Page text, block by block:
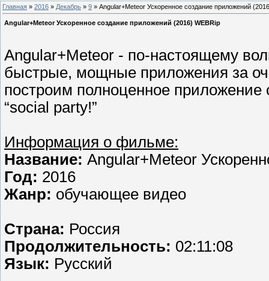
Главная » 2016 » Декабрь » 9 » Angular+Meteor Ускоренное создание приложений
Angular+Meteor Ускоренное создание приложений (2016) WEBRip
Angular+Meteor - по-настоящему
быстрые, мощные приложения за
построим полноценное
“social party!”
Информация о фильме:
Название: Angular+Meteor
Год: 2016
Жанр: обучающее видео
Страна: Россия
Продолжительность: 02:11:08
Язык: Русский